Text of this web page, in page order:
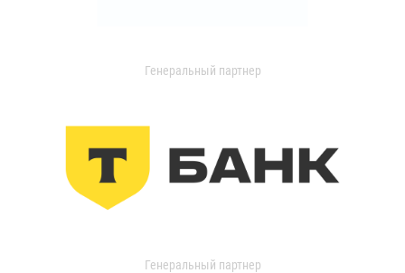
Генеральный партнер
Генеральный партнер